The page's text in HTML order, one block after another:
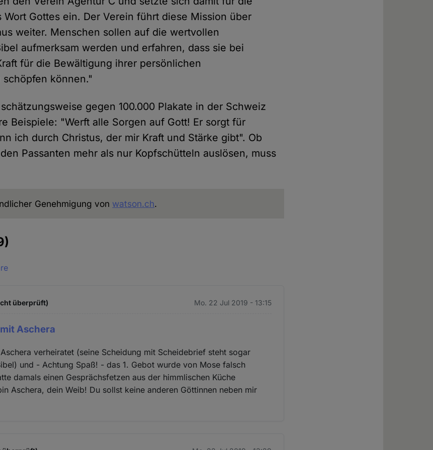
Wort Gottes ein. Der Verein führt diese Mission über
weiter. Menschen sollen auf die wertvollen
aufmerksam werden und erfahren, dass sie bei
für die Bewältigung ihrer persönlichen
schöpfen können."
gegen 100.000 Plakate in der Schweiz
Beispiele: "Werft alle Sorgen auf Gott! Er sorgt für
ich durch Christus, der mir Kraft und Stärke gibt". Ob
Passanten mehr als nur Kopfschütteln auslösen, muss
Genehmigung von watson.ch.
überprüft) Mo. 22 Jul 2019 - 13:15
Aschera
verheiratet (seine Scheidung mit Scheidebrief steht sogar
und - Achtung Spaß! - das 1. Gebot wurde von Mose falsch
damals einen Gesprächsfetzen aus der himmlischen Küche
Aschera, dein Weib! Du sollst keine anderen Göttinnen neben mir